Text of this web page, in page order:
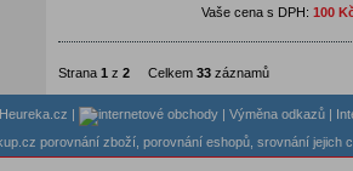
Vaše cena s DPH: 100
Strana 1 z 2 Celkem 33 záznamů
Heureka.cz Výměna odkazů